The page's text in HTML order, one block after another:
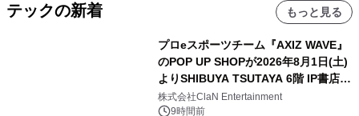
テックの新着 もっと見る
プロeスポーツチーム『AXIZ WAVE』
のPOP UP SHOPが2026年8月1日(土)
よりSHIBUYA TSUTAYA 6階 IP書店で
開催決定！！
株式会社ClaN Entertainment
9時間前